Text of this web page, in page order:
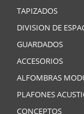
TAPIZADOS
DIVISION DE
GUARDADOS
ACCESORIOS
ALFOMBRAS
PLAFONES
CONCEPTOS